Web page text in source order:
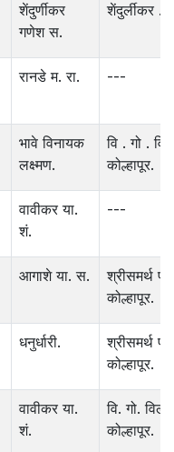
शेंदुर्णीकर
गणेश स.
शेंदुर्लीकर .
रानडे म. रा. ---
भावे विनायक
लक्ष्मण.
वि . गो .
कोल्हापूर.
वावीकर या.
शं.
---
आगाशे या. स.
श्रीसमर्थ
कोल्हापूर.
धनुर्धारी.
श्रीसमर्थ
कोल्हापूर.
वावीकर या.
शं.
वि. गो.
कोल्हापूर.